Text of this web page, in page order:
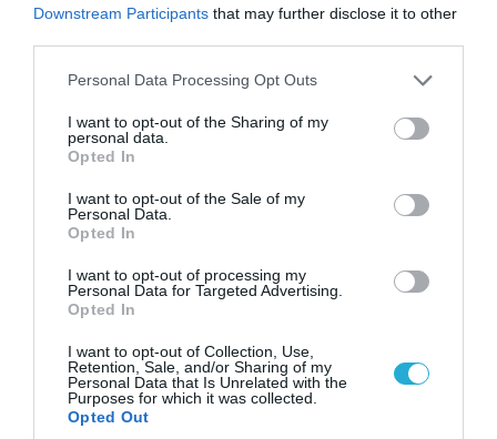
Downstream Participants that may further disclose it to other
Please note that this website/app uses one or more Google
not limited to your visit or usage behaviour. You may click to
grant or deny consent to Google and its third-party tags to
use your data for below specified purposes in below Google
consent section.
Personal Data Processing Opt Outs
I want to opt-out of the Sharing of my
personal data.
Opted In
I want to opt-out of the Sale of my
Personal Data.
Opted In
I want to opt-out of processing my
Personal Data for Targeted Advertising.
Opted In
I want to opt-out of Collection, Use,
Retention, Sale, and/or Sharing of my
Personal Data that Is Unrelated with the
Purposes for which it was collected.
Opted Out
08.08.2026 | 09:02
του Αρκά για τα τατουάζ (φωτο)